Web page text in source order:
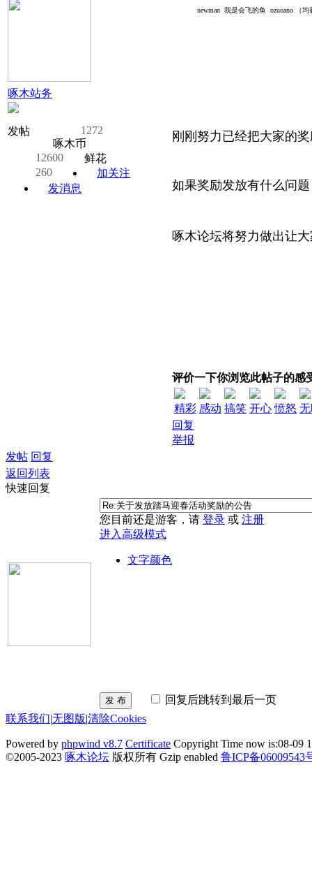
啄木站务
发帖
1272
啄木币
12600
鲜花
260
加关注
发消息
newman 我是会飞的鱼 ozuoano （均
刚刚努力已经把大家的
如果奖励发放有什么问
啄木论坛将努力做出让
评价一下你浏览此帖子的感
精彩 感动 搞笑 开心 愤怒
回复
举报
发帖 回复
返回列表
快速回复
您目前还是游客，请 登录 或 注册
进入高级模式
文字颜色
发 布
回复后跳转到最后一页
联系我们|无图版|清除Cookies
Powered by phpwind v8.7 Certificate Copyright Time now is:08-09
©2005-2023 啄木论坛 版权所有 Gzip enabled 鲁ICP备06009543